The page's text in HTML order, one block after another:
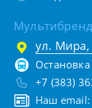
ул. Мира,
+7 (383)
Наш email: